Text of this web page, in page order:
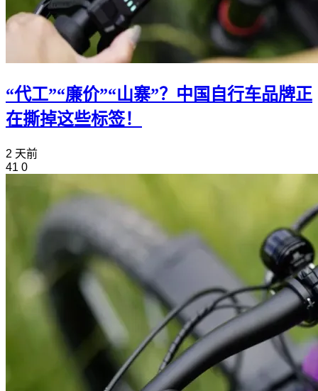
“代工”“廉价”“山寨”？中国自行车品牌正
在撕掉这些标签！
2 天前
41 0